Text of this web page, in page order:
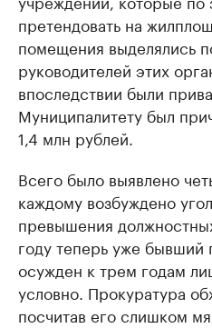
претендовать на
помещения выделялись
руководителей этих
впоследствии были
Муниципалитету был
1,4 млн рублей.
Всего было выявлено
каждому возбуждено
превышения
году теперь уже бывший
осужден к трем годам
условно. Прокуратура
посчитав его слишком